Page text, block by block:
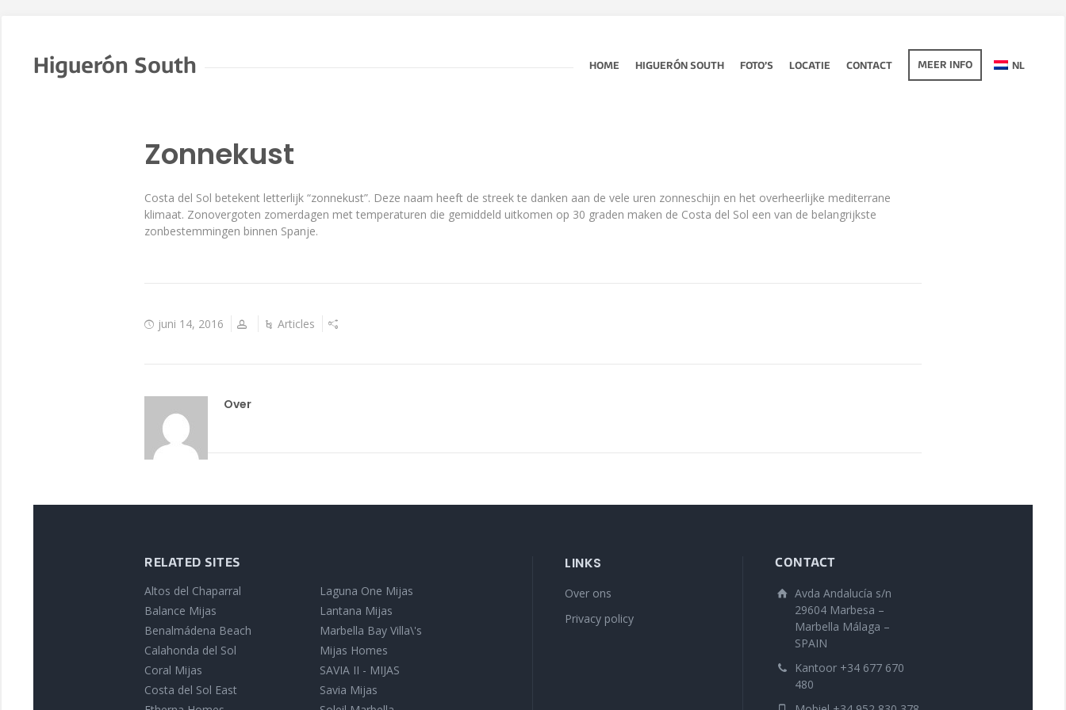
Higuerón South HOME HIGUERÓN SOUTH FOTO’S LOCATIE CONTACT MEER INFO NL
Zonnekust
Costa del Sol betekent letterlijk “zonnekust”. Deze naam heeft de streek te danken aan de vele uren zonneschijn en het overheerlijke mediterrane
klimaat. Zonovergoten zomerdagen met temperaturen die gemiddeld uitkomen op 30 graden maken de Costa del Sol een van de belangrijkste
zonbestemmingen binnen Spanje.
juni 14, 2016 Articles
Over
RELATED SITES
Altos del Chaparral
Balance Mijas
Benalmádena Beach
Calahonda del Sol
Coral Mijas
Costa del Sol East
Laguna One Mijas
Lantana Mijas
Marbella Bay Villa\'s
Mijas Homes
SAVIA II - MIJAS
Savia Mijas
LINKS
Over ons
Privacy policy
CONTACT
Avda Andalucía s/n
29604 Marbesa –
Marbella Málaga –
SPAIN
Kantoor +34 677 670
480